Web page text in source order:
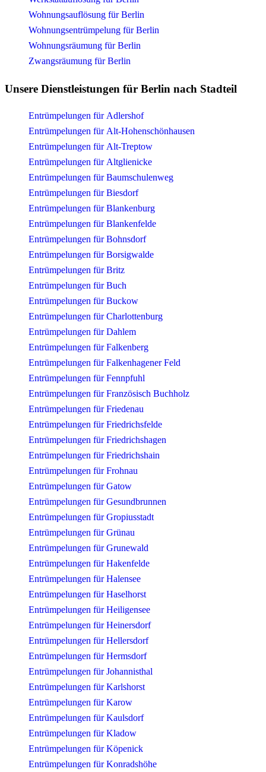
Wohnungsauflösung für Berlin
Wohnungsentrümpelung für Berlin
Wohnungsräumung für Berlin
Zwangsräumung für Berlin
Unsere Dienstleistungen für Berlin nach Stadteil
Entrümpelungen für Adlershof
Entrümpelungen für Alt-Hohenschönhausen
Entrümpelungen für Alt-Treptow
Entrümpelungen für Altglienicke
Entrümpelungen für Baumschulenweg
Entrümpelungen für Biesdorf
Entrümpelungen für Blankenburg
Entrümpelungen für Blankenfelde
Entrümpelungen für Bohnsdorf
Entrümpelungen für Borsigwalde
Entrümpelungen für Britz
Entrümpelungen für Buch
Entrümpelungen für Buckow
Entrümpelungen für Charlottenburg
Entrümpelungen für Dahlem
Entrümpelungen für Falkenberg
Entrümpelungen für Falkenhagener Feld
Entrümpelungen für Fennpfuhl
Entrümpelungen für Französisch Buchholz
Entrümpelungen für Friedenau
Entrümpelungen für Friedrichsfelde
Entrümpelungen für Friedrichshagen
Entrümpelungen für Friedrichshain
Entrümpelungen für Frohnau
Entrümpelungen für Gatow
Entrümpelungen für Gesundbrunnen
Entrümpelungen für Gropiusstadt
Entrümpelungen für Grünau
Entrümpelungen für Grunewald
Entrümpelungen für Hakenfelde
Entrümpelungen für Halensee
Entrümpelungen für Haselhorst
Entrümpelungen für Heiligensee
Entrümpelungen für Heinersdorf
Entrümpelungen für Hellersdorf
Entrümpelungen für Hermsdorf
Entrümpelungen für Johannisthal
Entrümpelungen für Karlshorst
Entrümpelungen für Karow
Entrümpelungen für Kaulsdorf
Entrümpelungen für Kladow
Entrümpelungen für Köpenick
Entrümpelungen für Konradshöhe